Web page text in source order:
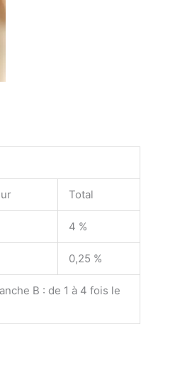
Total
4 %
0,25 %
B : de 1 à 4 fois le